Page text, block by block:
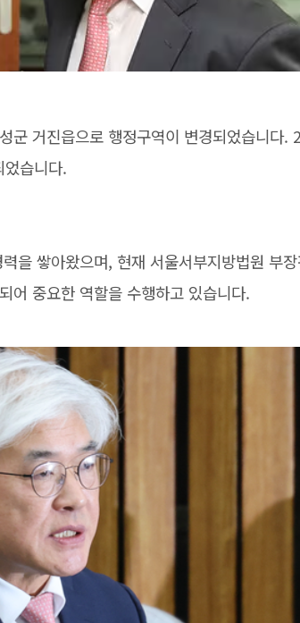
군 거진읍으로 행정구역이 변경되었습니다
습니다.
을 쌓아왔으며, 현재 서울서부지방법원 부
어 중요한 역할을 수행하고 있습니다.